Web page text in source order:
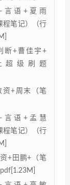
-言语+夏雨
程笔记）（行
断+曹佳宇+
超级刷题
资+周末（笔
-言语+孟慧
程笔记）（行
+田鹏+（笔